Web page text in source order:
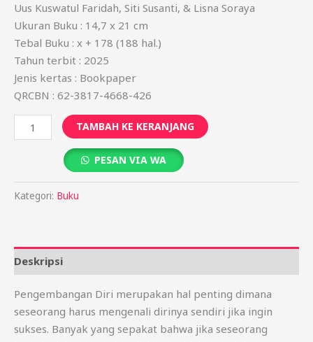
Uus Kuswatul Faridah, Siti Susanti, & Lisna Soraya
Ukuran Buku : 14,7 x 21 cm
Tebal Buku : x + 178 (188 hal.)
Tahun terbit : 2025
Jenis kertas : Bookpaper
QRCBN : 62-3817-4668-426
TAMBAH KE KERANJANG
PESAN VIA WA
Kategori: Buku
Deskripsi
Pengembangan Diri merupakan hal penting dimana
seseorang harus mengenali dirinya sendiri jika ingin
sukses. Banyak yang sepakat bahwa jika seseorang